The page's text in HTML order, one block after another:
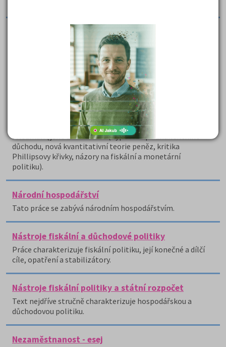
Moderní směry ekonomického myšlení
Monetarismus - charakteristika, hlavní teze (existuje
těsný vztah mezi změnou nabídky peněz a změnou
nominálního důchodu, v krátkém období ovlivňují změny
nabídky peněz hlavně produkci, v dlouhém období však
ovlivňuje pouze cenovou hladinu, inflace je vždy
způsobena zvýšením množství peněz, vládní výdaje
působí inflačně tehdy, když jsou financovány zvyšováním
množství peněz, úroková míra je velice nespolehlivý
ukazatel pro provádění monetární politiky, Milton
Friedman (jeho život a teze (hypotéza permanentního
důchodu, nová kvantitativní teorie peněz, kritika
Phillipsovy křivky, názory na fiskální a monetární
politiku).
Národní hospodářství
Tato práce se zabývá národním hospodářstvím.
Nástroje fiskální a důchodové politiky
Práce charakterizuje fiskální politiku, její konečné a dílčí
cíle, opatření a stabilizátory.
Nástroje fiskální politiky a státní rozpočet
Text nejdříve stručně charakterizuje hospodářskou a
důchodovou politiku.
Nezaměstnanost - esej